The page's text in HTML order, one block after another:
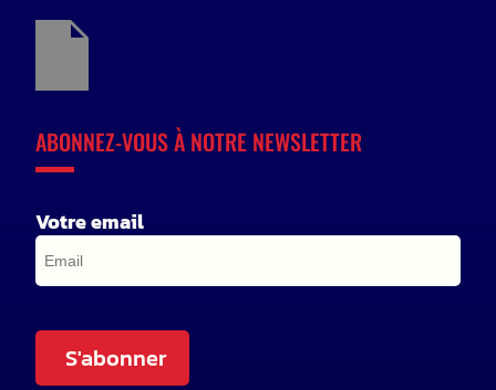
ABONNEZ-VOUS À NOTRE NEWSLETTER
Votre email
S'abonner